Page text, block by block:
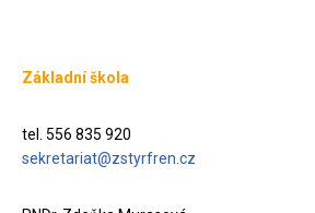
Základní škola
tel. 556 835 920
sekretariat@zstyrfren.cz